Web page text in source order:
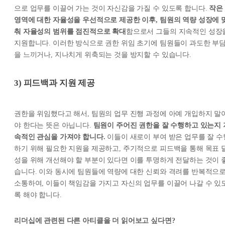
으로 업무를 이끌어 가는 것이 자신감을 가질 수 있도록 합니다. 작은
영역에 대한 자율성을 우선적으로 제공한 이후, 팀원의 역량 성장에
춰 자율성의 범위를 점진적으로 확대 함으로서 그들의 지속적인 성장
지원합니다. 이러한 방식으로 권한 위임 초기에 팀원들이 과도한 부
을 느끼거나, 지나치게 위축되는 것을 방지할 수 있습니다.
3) 피드백과 지원 제공
권한을 위임했다고 해서, 팀원의 업무 진행 과정에 아예 개입하지 말
야 한다는 뜻은 아닙니다. 팀원이 주어진 권한을 잘 수행하고 있는지
속적인 관심을 가져야 합니다. 이들이 새로이 부여 받은 업무를 잘 수
하기 위해 필요한 지원을 제공하고, 주기적으로 피드백을 통해 목표
성을 위해 개선해야 할 부분이 있다면 이를 투명하게 전달하는 것이
습니다. 이와 동시에 팀원들에 역량에 대한 신뢰와 격려를 반복적으
소통하여, 이들이 책임감을 가지고 자신의 업무를 이끌어 나갈 수 있
록 해야 합니다.
리더십에 관련된 다른 아티클을 더 읽어보고 싶다면?